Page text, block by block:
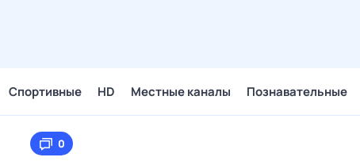
Спортивные HD Местные каналы Познавательные
0